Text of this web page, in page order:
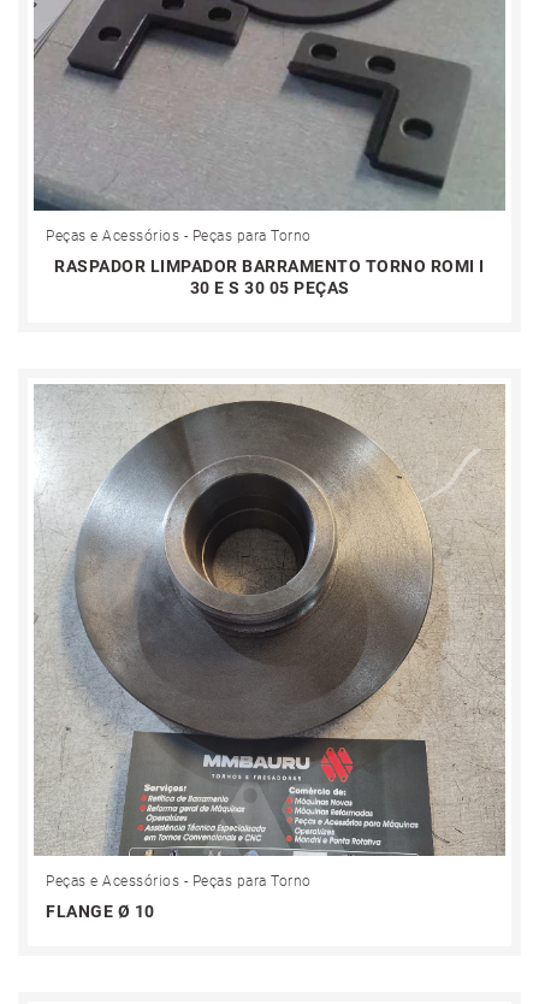
Peças e Acessórios - Peças para Torno
RASPADOR LIMPADOR BARRAMENTO TORNO ROMI I
30 E S 30 05 PEÇAS
Peças e Acessórios - Peças para Torno
FLANGE Ø 10